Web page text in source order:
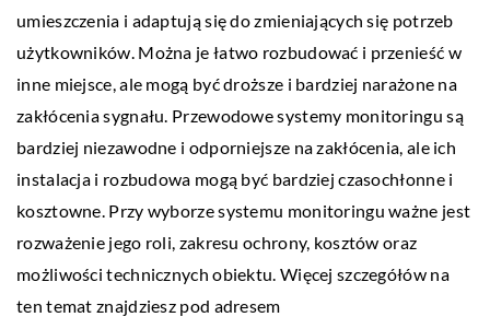
umieszczenia i adaptują się do zmieniających się potrzeb
użytkowników. Można je łatwo rozbudować i przenieść w
inne miejsce, ale mogą być droższe i bardziej narażone na
zakłócenia sygnału. Przewodowe systemy monitoringu są
bardziej niezawodne i odporniejsze na zakłócenia, ale ich
instalacja i rozbudowa mogą być bardziej czasochłonne i
kosztowne. Przy wyborze systemu monitoringu ważne jest
rozważenie jego roli, zakresu ochrony, kosztów oraz
możliwości technicznych obiektu. Więcej szczegółów na
ten temat znajdziesz pod adresem